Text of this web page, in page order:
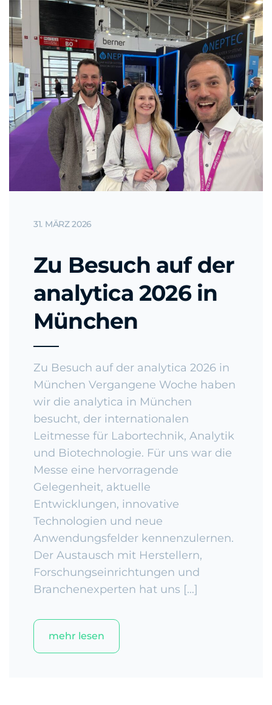
31. MÄRZ 2026
Zu Besuch auf der
analytica 2026 in
München
Zu Besuch auf der analytica 2026 in
München Vergangene Woche haben
wir die analytica in München
besucht, der internationalen
Leitmesse für Labortechnik, Analytik
und Biotechnologie. Für uns war die
Messe eine hervorragende
Gelegenheit, aktuelle
Entwicklungen, innovative
Technologien und neue
Anwendungsfelder kennenzulernen.
Der Austausch mit Herstellern,
Forschungseinrichtungen und
Branchenexperten hat uns […]
mehr lesen